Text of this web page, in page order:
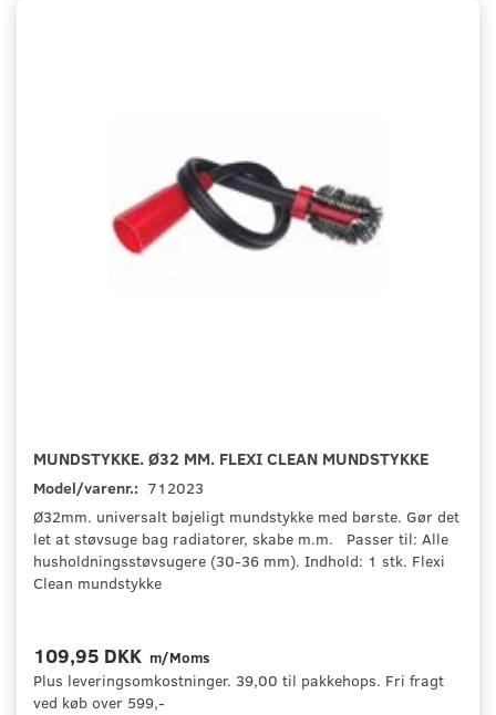
MUNDSTYKKE. Ø32 MM. FLEXI CLEAN MUNDSTYKKE
Model/varenr.: 712023
Ø32mm. universalt bøjeligt mundstykke med børste. Gør det
let at støvsuge bag radiatorer, skabe m.m. Passer til: Alle
husholdningsstøvsugere (30-36 mm). Indhold: 1 stk. Flexi
Clean mundstykke
109,95 DKK m/Moms
Plus leveringsomkostninger. 39,00 til pakkehops. Fri fragt
ved køb over 599,-